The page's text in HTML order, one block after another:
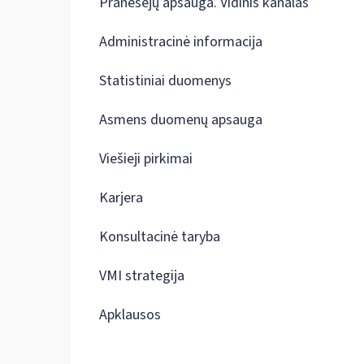
Administracinė informacija
Statistiniai duomenys
Asmens duomenų apsauga
Viešieji pirkimai
Karjera
Konsultacinė taryba
VMI strategija
Apklausos